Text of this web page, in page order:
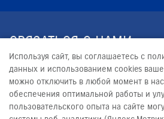
СВЯЗАТЬСЯ С НАМИ
+7 (347) 2-921-001
D.NABIEV@BASHAUTO.COM
Используя сайт, вы соглашаетесь с
данных и использованием cookies
можно отключить в любой момент в
обеспечения оптимальной работы и
пользовательского опыта на сайте